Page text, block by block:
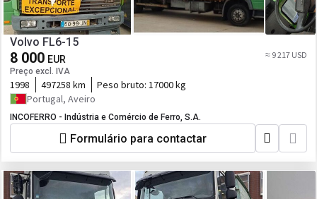
Volvo FL6-15
8 000 EUR
Preço excl. IVA
≈ 9 217 USD
1998 497258 km Peso bruto: 17000 kg
Portugal, Aveiro
INCOFERRO - Indústria e Comércio de Ferro, S.A.
Formulário para contactar